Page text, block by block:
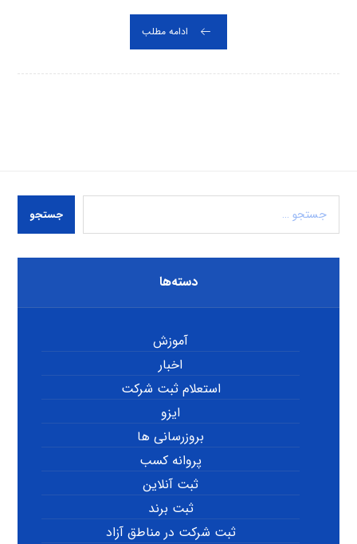
ادامه مطلب
جستجو
دسته‌ها
آموزش
اخبار
استعلام ثبت شرکت
ایزو
بروزرسانی ها
پروانه کسب
ثبت آنلاین
ثبت برند
ثبت شرکت در مناطق آزاد